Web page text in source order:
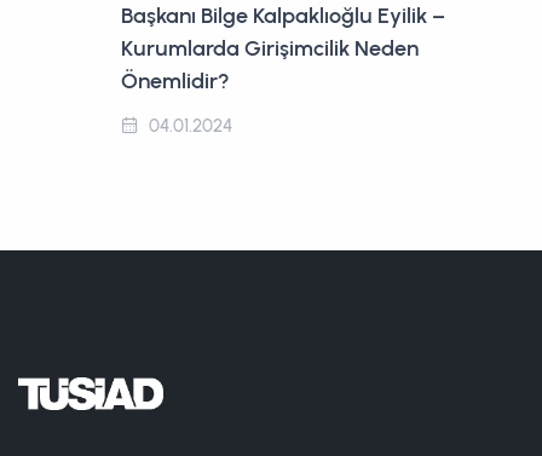
Başkanı Bilge Kalpaklıoğlu Eyilik –
Kurumlarda Girişimcilik Neden
Önemlidir?
04.01.2024